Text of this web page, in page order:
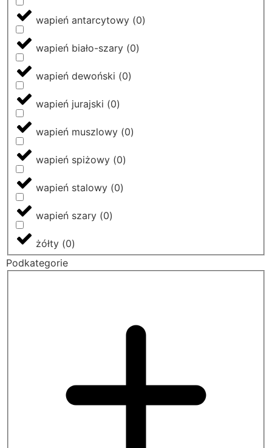
wapień antarcytowy (0)
wapień biało-szary (0)
wapień dewoński (0)
wapień jurajski (0)
wapień muszlowy (0)
wapień spiżowy (0)
wapień stalowy (0)
wapień szary (0)
żółty (0)
Podkategorie